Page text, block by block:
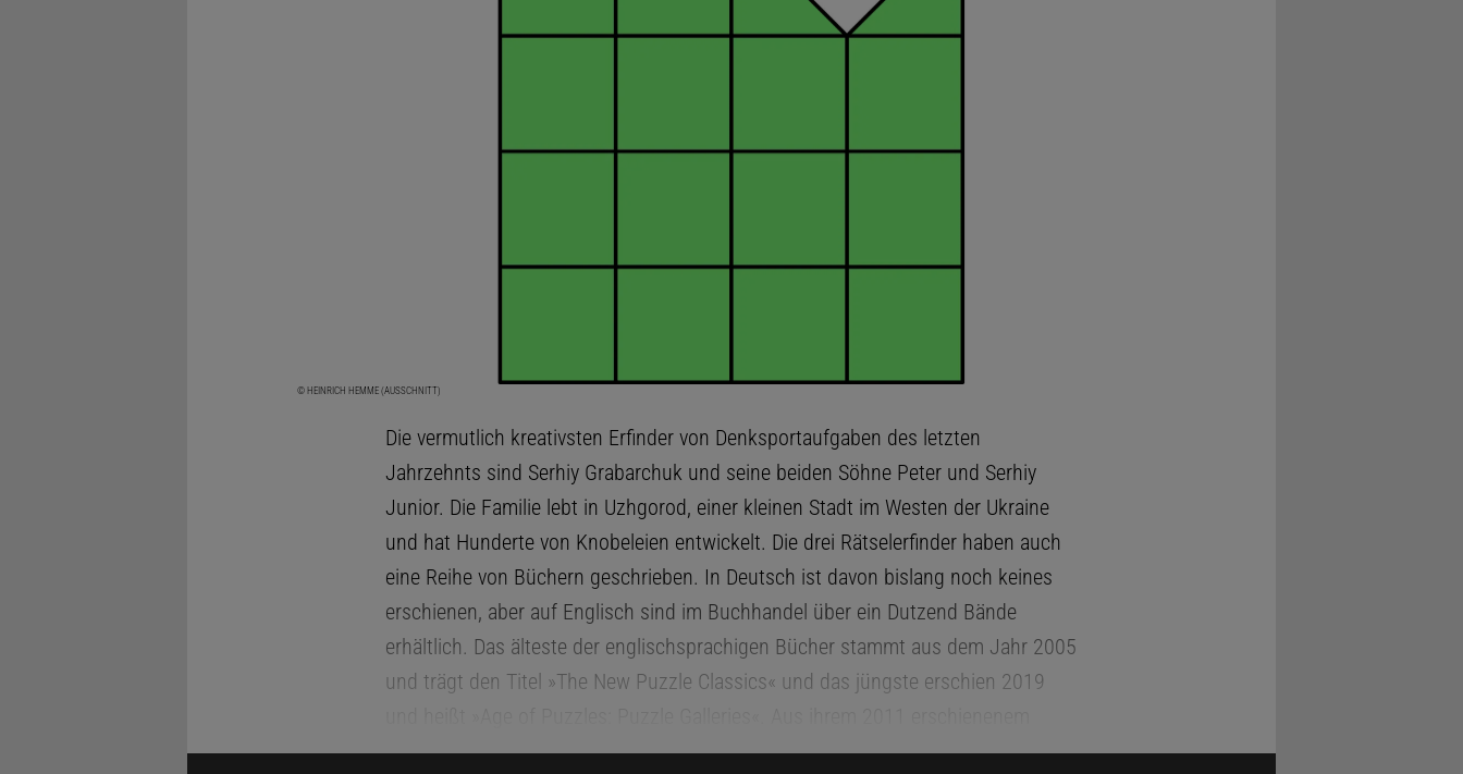
© HEINRICH HEMME (AUSSCHNITT)
Die vermutlich kreativsten Erfinder von Denksportaufgaben des letzten
Jahrzehnts sind Serhiy Grabarchuk und seine beiden Söhne Peter und Serhiy
Junior. Die Familie lebt in Uzhgorod, einer kleinen Stadt im Westen der Ukraine
und hat Hunderte von Knobeleien entwickelt. Die drei Rätselerfinder haben auch
eine Reihe von Büchern geschrieben. In Deutsch ist davon bislang noch keines
erschienen, aber auf Englisch sind im Buchhandel über ein Dutzend Bände
erhältlich. Das älteste der englischsprachigen Bücher stammt aus dem Jahr 2005
und trägt den Titel »The New Puzzle Classics« und das jüngste erschien 2019
Buch »The Big, Big, Big Book of Brainteasers« stammt die folgende Aufgabe: